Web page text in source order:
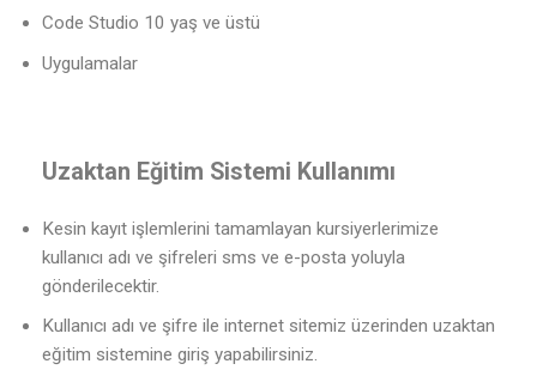
Code Studio 10 yaş ve üstü
Uygulamalar
Uzaktan Eğitim Sistemi Kullanımı
Kesin kayıt işlemlerini tamamlayan kursiyerlerimize
kullanıcı adı ve şifreleri sms ve e-posta yoluyla
gönderilecektir.
Kullanıcı adı ve şifre ile internet sitemiz üzerinden uzaktan
eğitim sistemine giriş yapabilirsiniz.